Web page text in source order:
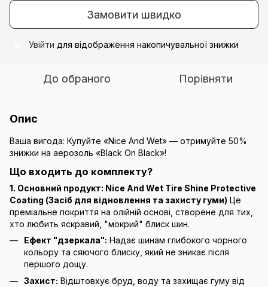
Замовити швидко
Увійти для відображення накопичувальної знижки
До обраного Порівняти
Опис
Ваша вигода: Купуйте «Nice And Wet» — отримуйте 50%
знижки на аерозоль «Black On Black»!
Що входить до комплекту?
1. Основний продукт: Nice And Wet Tire Shine Protective
Coating (Засіб для відновлення та захисту гуми) Це
преміальне покриття на олійній основі, створене для тих,
хто любить яскравий, "мокрий" блиск шин.
Ефект "дзеркала": Надає шинам глибокого чорного
кольору та сяючого блиску, який не зникає після
першого дощу.
Захист: Відштовхує бруд, воду та захищає гуму від